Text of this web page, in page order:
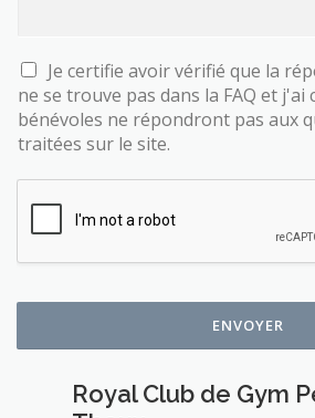
C
a
s
e
s
h
r
Je certifie avoir vérifié que la
ne se trouve pas dans la FAQ et j'ai
bénévoles ne répondront pas aux
traitées sur le site.
ENVOYER
Royal Club de Gym